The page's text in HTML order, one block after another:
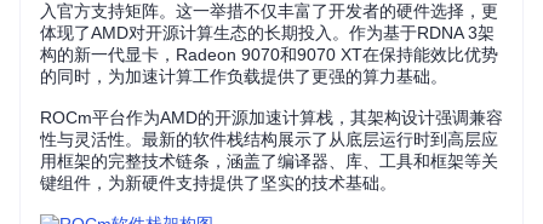
入官方支持矩阵。这一举措不仅丰富了开发者的硬件选择，更
体现了AMD对开源计算生态的长期投入。作为基于RDNA 3架
构的新一代显卡，Radeon 9070和9070 XT在保持能效比优势
的同时，为加速计算工作负载提供了更强的算力基础。
ROCm平台作为AMD的开源加速计算栈，其架构设计强调兼容
性与灵活性。最新的软件栈结构展示了从底层运行时到高层应
用框架的完整技术链条，涵盖了编译器、库、工具和框架等关
键组件，为新硬件支持提供了坚实的技术基础。